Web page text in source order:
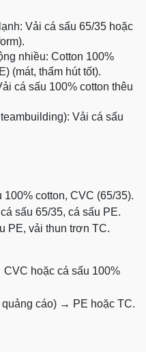
Vải cá sấu 65/35 hoặc
nhiều: Cotton 100%
(mát, thấm hút tốt).
cá sấu 100% cotton thêu
Vải cá sấu
cotton, CVC (65/35).
sấu 65/35, cá sấu PE.
PE, vải thun trơn TC.
hoặc cá sấu 100%
cáo) → PE hoặc TC.